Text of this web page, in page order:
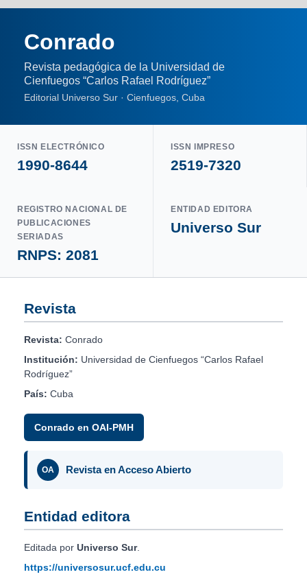
Conrado
Revista pedagógica de la Universidad de
Cienfuegos “Carlos Rafael Rodríguez”
Editorial Universo Sur · Cienfuegos, Cuba
ISSN ELECTRÓNICO
1990-8644
ISSN IMPRESO
2519-7320
REGISTRO NACIONAL DE
PUBLICACIONES
SERIADAS
RNPS: 2081
ENTIDAD EDITORA
Universo Sur
Revista
Revista: Conrado
Institución: Universidad de Cienfuegos “Carlos Rafael
Rodríguez”
País: Cuba
Conrado en OAI-PMH
OA Revista en Acceso Abierto
Entidad editora
Editada por Universo Sur.
https://universosur.ucf.edu.cu